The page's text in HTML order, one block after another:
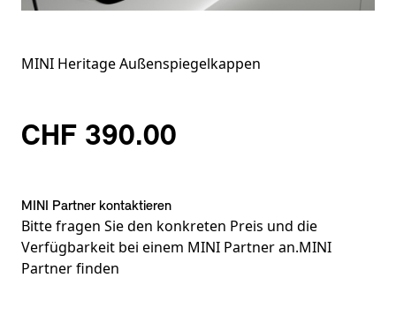
MINI Heritage Außenspiegelkappen
CHF 390.00
MINI Partner kontaktieren
Bitte fragen Sie den konkreten Preis und die
Verfügbarkeit bei einem MINI Partner an.MINI
Partner finden